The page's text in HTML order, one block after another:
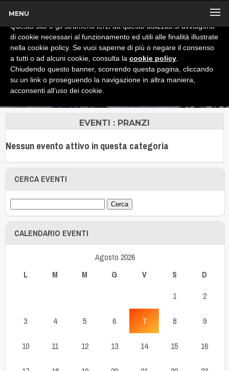
MENU
EVENTI : PRANZI
Nessun evento attivo in questa categoria
CERCA EVENTI
CALENDARIO EVENTI
Agosto 2026
L
M M G V S D
1 2
3 4 5 6 7 8 9
10 11 12 13 14 15 16
x
Informativa
Questo sito o gli strumenti terzi da questo utilizzati si avvalgono
di cookie necessari al funzionamento ed utili alle finalità illustrate
nella cookie policy. Se vuoi saperne di più o negare il consenso
a tutti o ad alcuni cookie, consulta la cookie policy
Chiudendo questo banner, scorrendo questa pagina, cliccando
su un link o proseguendo la navigazione in altra maniera,
acconsenti all’uso dei cookie.